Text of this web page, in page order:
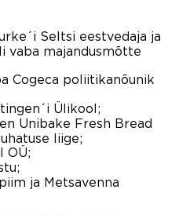
Seltsi eestvedaja ja
vaba majandusmõtte
Cogeca poliitikanõunik
Ülikool;
Unibake Fresh Bread
liige;
OÜ;
ja Metsavenna